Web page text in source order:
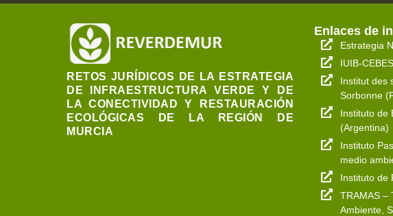
RETOS JURÍDICOS DE LA ESTRATEGIA
DE INFRAESTRUCTURA VERDE Y DE
LA CONECTIVIDAD Y RESTAURACIÓN
ECOLÓGICAS DE LA REGIÓN DE
MURCIA
Enlaces de
Estrategia
IUIB-CEBES
Institut des
Sorbonne
Instituto de
(Argentina)
Instituto
medio
Instituto de
TRAMAS –
Ambiente,